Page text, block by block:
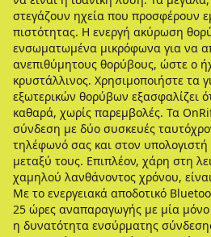
στεγάζουν ηχεία που προσφέρουν
πιστότητας. Η ενεργή ακύρωση
ενσωματωμένα μικρόφωνα για να
ανεπιθύμητους θορύβους, ώστε ο
κρυστάλλινος. Χρησιμοποιήστε τα
εξωτερικών θορύβων εξασφαλίζει
καθαρά, χωρίς παρεμβολές. Τα
σύνδεση με δύο συσκευές
τηλέφωνό σας και στον
μεταξύ τους. Επιπλέον, χάρη στη
χαμηλού λανθάνοντος χρόνου,
Με το ενεργειακά αποδοτικό
25 ώρες αναπαραγωγής με μία μόνο
η δυνατότητα ενσύρματης